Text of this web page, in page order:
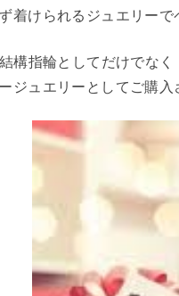
着けられるジュエリーで
構指輪としてだけでなく
ジュエリーとしてご購